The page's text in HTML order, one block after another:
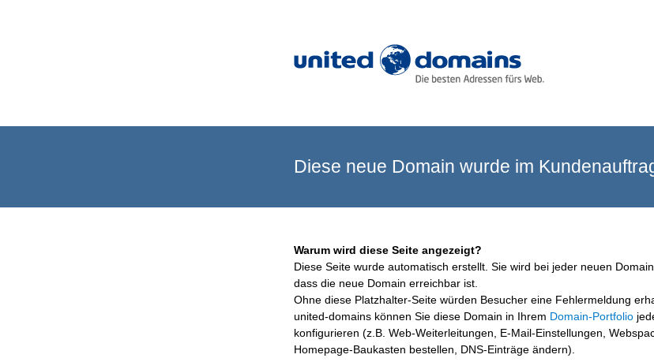
Diese neue Domain wurde im
Warum wird diese Seite angezeigt?
Diese Seite wurde automatisch erstellt. Sie wird bei jeder neuen
dass die neue Domain erreichbar ist.
Ohne diese Platzhalter-Seite würden Besucher eine Fehlermeldung
united-domains können Sie diese Domain in Ihrem Domain-Portfolio
konfigurieren (z.B. Web-Weiterleitungen, E-Mail-Einstellungen,
Homepage-Baukasten bestellen, DNS-Einträge ändern).